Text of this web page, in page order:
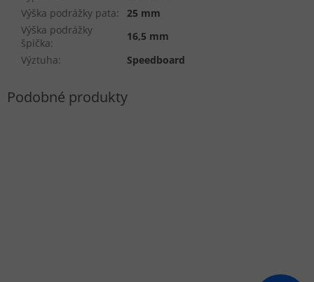
Výška podrážky pata:
25 mm
Výška podrážky
špička:
16,5 mm
Výztuha: Speedboard